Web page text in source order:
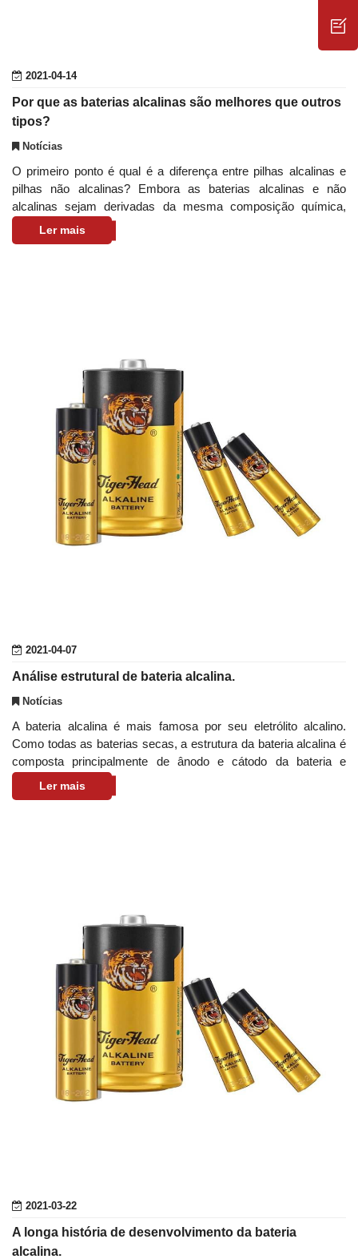
2021-04-14
Por que as baterias alcalinas são melhores que outros
tipos?
Notícias
O primeiro ponto é qual é a diferença entre pilhas alcalinas e
pilhas não alcalinas? Embora as baterias alcalinas e não
alcalinas sejam derivadas da mesma composição química,
suas funções de desempenh
Ler mais
2021-04-07
Análise estrutural de bateria alcalina.
Notícias
A bateria alcalina é mais famosa por seu eletrólito alcalino.
Como todas as baterias secas, a estrutura da bateria alcalina é
composta principalmente de ânodo e cátodo da bateria e
eletrólito. O forma
Ler mais
2021-03-22
A longa história de desenvolvimento da bateria
alcalina.